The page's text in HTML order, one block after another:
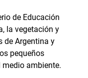
de Educación
la vegetación y
de Argentina y
pequeños
medio ambiente.